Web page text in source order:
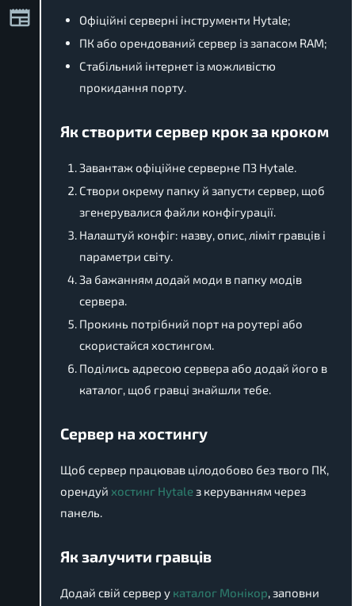
Офіційні серверні інструменти Hytale;
ПК або орендований сервер із запасом RAM;
Стабільний інтернет із можливістю
прокидання порту.
Як створити сервер крок за кроком
Завантаж офіційне серверне ПЗ Hytale.
Створи окрему папку й запусти сервер, щоб
згенерувалися файли конфігурації.
Налаштуй конфіг: назву, опис, ліміт гравців і
параметри світу.
За бажанням додай моди в папку модів
сервера.
Прокинь потрібний порт на роутері або
скористайся хостингом.
Поділись адресою сервера або додай його в
каталог, щоб гравці знайшли тебе.
Сервер на хостингу
Щоб сервер працював цілодобово без твого ПК,
орендуй хостинг Hytale з керуванням через
панель.
Як залучити гравців
Додай свій сервер у каталог Монікор, заповни